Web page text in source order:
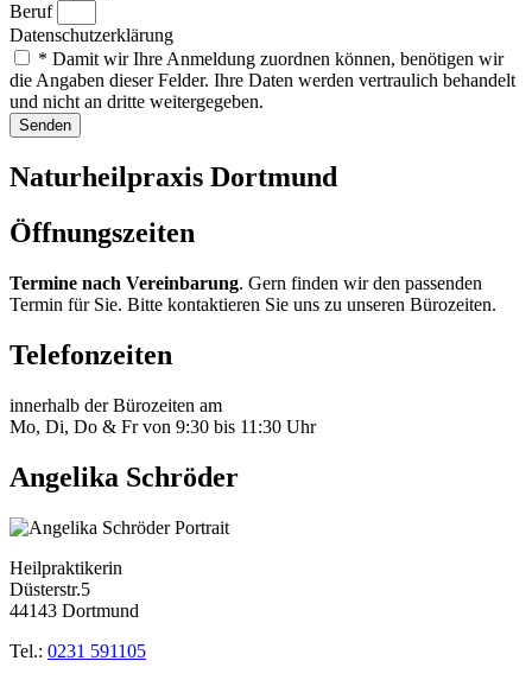
Beruf
Datenschutzerklärung
* Damit wir Ihre Anmeldung zuordnen können, benötigen wir
die Angaben dieser Felder. Ihre Daten werden vertraulich behandelt
und nicht an dritte weitergegeben.
Senden
Natur­heilpraxis Dortmund
Öffnungs­zeiten
Termine nach Vereinbarung. Gern finden wir den passenden
Termin für Sie. Bitte kontaktieren Sie uns zu unseren Bürozeiten.
Telefonzeiten
innerhalb der Bürozeiten am
Mo, Di, Do & Fr von 9:30 bis 11:30 Uhr
Angelika Schröder
Heilpraktikerin
Düsterstr.5
44143 Dortmund
Tel.: 0231 591105